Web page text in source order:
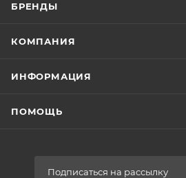
БРЕНДЫ
КОМПАНИЯ
ИНФОРМАЦИЯ
ПОМОЩЬ
Подписаться на рассылку